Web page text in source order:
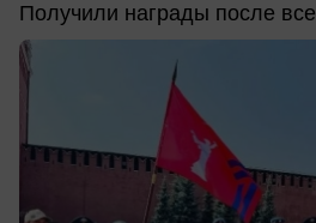
Получили награды после